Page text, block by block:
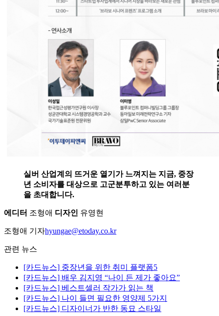
실버 산업계의 뜨거운 열기가 느껴지는 지금, 중장
년 소비자를 대상으로 고군분투하고 있는 여러분
을 초대합니다.
에디터 조형애 디자인 유영현
조형애 기자hyungae@etoday.co.kr
관련 뉴스
[카드뉴스] 중장년을 위한 취미 플랫폼5
[카드뉴스] 배우 김지영 “나이 든 제가 좋아요”
[카드뉴스] 베스트셀러 작가가 읽는 책
[카드뉴스] 나이 들면 필요한 영양제 5가지
[카드뉴스] 디자이너가 반한 동묘 스타일